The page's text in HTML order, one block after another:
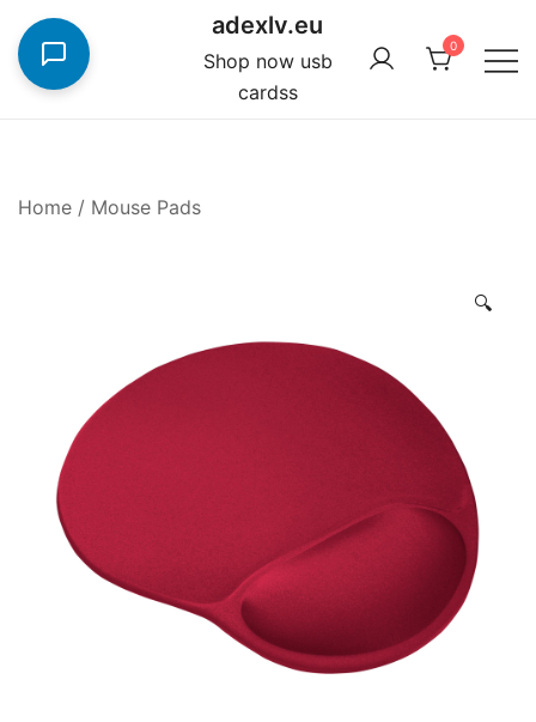
content
adexlv.eu
Shop now usb
cardss
0
Home / Mouse Pads
🔍